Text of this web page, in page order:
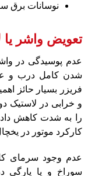
نوسانات برق
تعویض واشر
عدم پوسیدگی در
شدن کامل درب و
فریزر بسیار حائز
و خرابی در لاستیک
را به‌ شدت کاهش
کارکرد موتور در
عدم وجود سرمای
سوراخ و یا پارگی